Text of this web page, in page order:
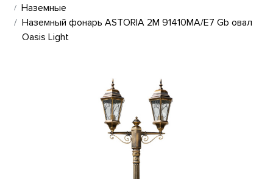
Наземные
Наземный фонарь ASTORIA 2M 91410MA/E7 Gb овал
Oasis Light